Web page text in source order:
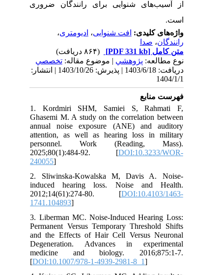
از آسیب‌های شنوایی برای رانندگان ضروری
واژه‌های کلیدی:افت شنوایی،ادیومتری،
، صدا
متن کامل[PDF 331 kb]
(۸۶۴ دریافت)
نوع مطالعه:پژوهشي| موضوع مقاله:تخصصي
دریافت: 1403/6/18 | پذیرش: 1403/10/26 | انتشار:
فهرست منابع
1. Kordmiri SHM, Samiei S, Rahmati F,
Ghasemi M. A study on the correlation between
annual noise exposure (ANE) and auditory
attention, as well as hearing loss in military
personnel. Work (Reading, Mass).
2025;80(1):484-92. [DOI:10.3233/WOR-
2. Sliwinska-Kowalska M, Davis A. Noise-
induced hearing loss. Noise and Health.
2012;14(61):274-80. [DOI:10.4103/1463-
1741.104893
3. Liberman MC. Noise-Induced Hearing Loss:
Permanent Versus Temporary Threshold Shifts
and the Effects of Hair Cell Versus Neuronal
Degeneration. Advances in experimental
medicine and biology. 2016;875:1-7.
[DOI:10.1007/978-1-4939-2981-8_1